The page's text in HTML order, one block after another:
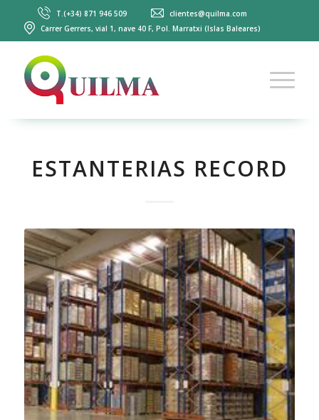
T.(+34) 871 946 509
clientes@quilma.com
Carrer Gerrers, vial 1, nave 40 F, Pol. Marratxi (Islas Baleares)
ESTANTERIAS RECORD